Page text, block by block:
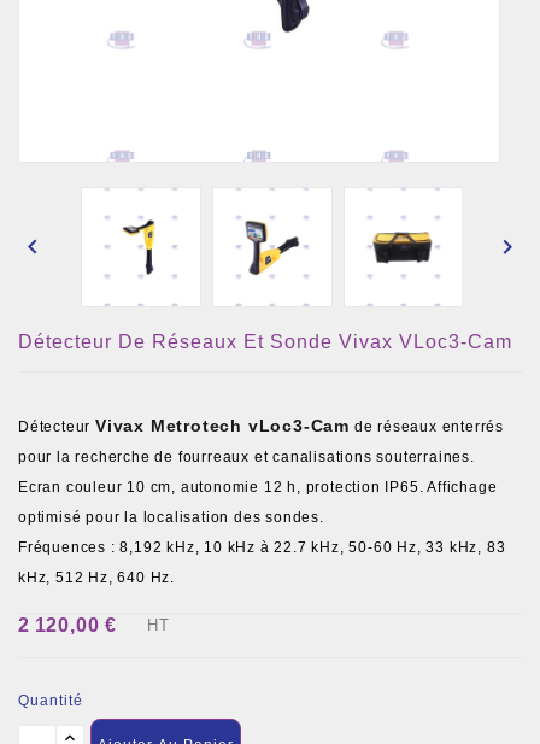
 
Détecteur De Réseaux Et Sonde Vivax VLoc3-Cam
Détecteur Vivax Metrotech vLoc3-Cam de réseaux enterrés
pour la recherche de fourreaux et canalisations souterraines.
Ecran couleur 10 cm, autonomie 12 h, protection IP65. Affichage
optimisé pour la localisation des sondes.
Fréquences : 8,192 kHz, 10 kHz à 22.7 kHz, 50-60 Hz, 33 kHz, 83
kHz, 512 Hz, 640 Hz.
2 120,00 € HT
Quantité